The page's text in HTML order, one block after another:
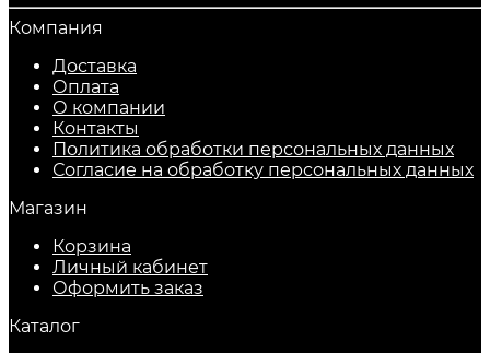
Компания
Доставка
Оплата
О компании
Контакты
Политика обработки персональных данных
Согласие на обработку персональных данных
Магазин
Корзина
Личный кабинет
Оформить заказ
Каталог